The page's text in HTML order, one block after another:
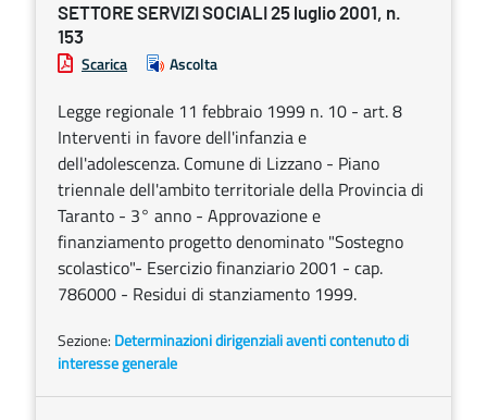
SETTORE SERVIZI SOCIALI 25 luglio 2001, n.
153
Scarica Ascolta
Legge regionale 11 febbraio 1999 n. 10 - art. 8
Interventi in favore dell'infanzia e
dell'adolescenza. Comune di Lizzano - Piano
triennale dell'ambito territoriale della Provincia di
Taranto - 3° anno - Approvazione e
finanziamento progetto denominato "Sostegno
scolastico"- Esercizio finanziario 2001 - cap.
786000 - Residui di stanziamento 1999.
Sezione: Determinazioni dirigenziali aventi contenuto di
interesse generale